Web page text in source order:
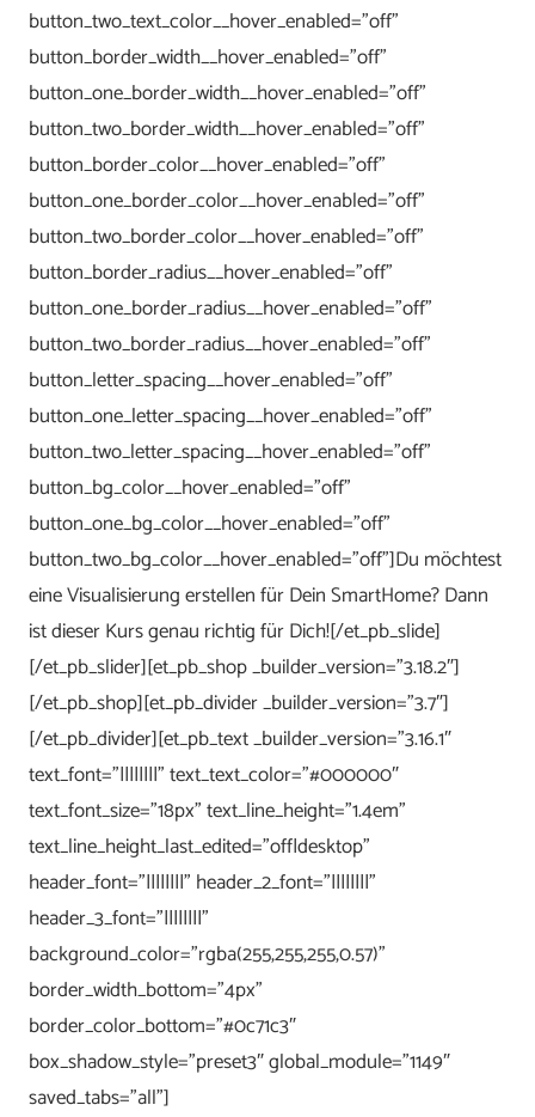
button_two_text_color__hover_enabled=”off”
button_border_width__hover_enabled=”off”
button_one_border_width__hover_enabled=”off”
button_two_border_width__hover_enabled=”off”
button_border_color__hover_enabled=”off”
button_one_border_color__hover_enabled=”off”
button_two_border_color__hover_enabled=”off”
button_border_radius__hover_enabled=”off”
button_one_border_radius__hover_enabled=”off”
button_two_border_radius__hover_enabled=”off”
button_letter_spacing__hover_enabled=”off”
button_one_letter_spacing__hover_enabled=”off”
button_two_letter_spacing__hover_enabled=”off”
button_bg_color__hover_enabled=”off”
button_one_bg_color__hover_enabled=”off”
button_two_bg_color__hover_enabled=”off”]Du möchtest
eine Visualisierung erstellen für Dein SmartHome? Dann
ist dieser Kurs genau richtig für Dich![/et_pb_slide]
[/et_pb_slider][et_pb_shop _builder_version=”3.18.2″]
[/et_pb_shop][et_pb_divider _builder_version=”3.7″]
[/et_pb_divider][et_pb_text _builder_version=”3.16.1″
text_font=”||||||||” text_text_color=”#000000″
text_font_size=”18px” text_line_height=”1.4em”
text_line_height_last_edited=”off|desktop”
header_font=”||||||||” header_2_font=”||||||||”
header_3_font=”||||||||”
background_color=”rgba(255,255,255,0.57)”
border_width_bottom=”4px”
border_color_bottom=”#0c71c3″
box_shadow_style=”preset3″ global_module=”1149″
saved_tabs=”all”]